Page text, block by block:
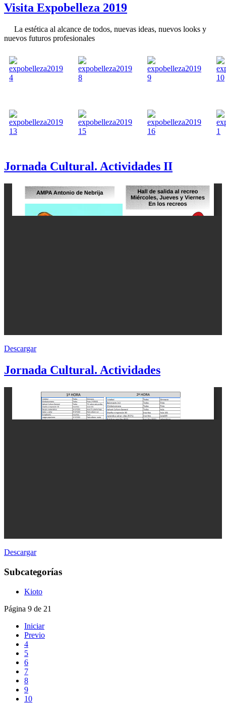
Visita Expobelleza 2019
La estética al alcance de todos, nuevas ideas, nuevos looks y
nuevos futuros profesionales
Jornada Cultural. Actividades II
Descargar
Jornada Cultural. Actividades
Descargar
Subcategorías
Kioto
Página 9 de 21
Iniciar
Previo
4
5
6
7
8
9
10